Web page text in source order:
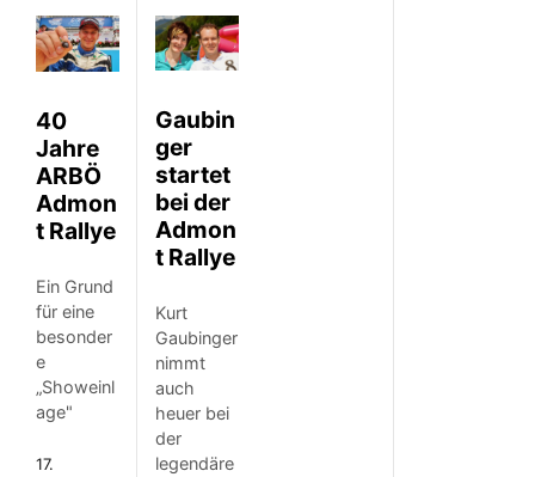
40
Jahre
ARBÖ
Admon
t Rallye
Ein Grund
für eine
besonder
e
„Showeinl
age"
17.
Gaubin
ger
startet
bei der
Admon
t Rallye
Kurt
Gaubinger
nimmt
auch
heuer bei
der
legendäre